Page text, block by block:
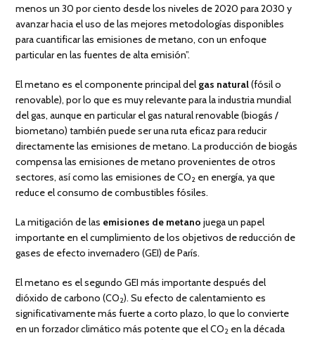
menos un 30 por ciento desde los niveles de 2020 para 2030 y
avanzar hacia el uso de las mejores metodologías disponibles
para cuantificar las emisiones de metano, con un enfoque
particular en las fuentes de alta emisión”.
El metano es el componente principal del gas natural(fósil o
renovable), por lo que es muy relevante para la industria mundial
del gas, aunque en particular el gas natural renovable (biogás /
biometano) también puede ser una ruta eficaz para reducir
directamente las emisiones de metano. La producción de biogás
compensa las emisiones de metano provenientes de otros
sectores, así como las emisiones de CO2 en energía, ya que
reduce el consumo de combustibles fósiles.
La mitigación de las emisiones de metano juega un papel
importante en el cumplimiento de los objetivos de reducción de
gases de efecto invernadero (GEI) de París.
El metano es el segundo GEI más importante después del
dióxido de carbono (CO2). Su efecto de calentamiento es
significativamente más fuerte a corto plazo, lo que lo convierte
en un forzador climático más potente que el CO2 en la década